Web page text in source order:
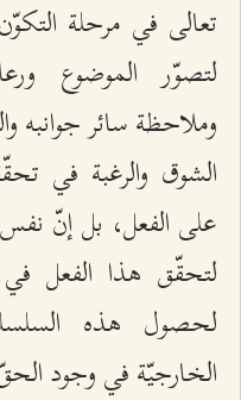
تعالى في مرحلة
لتصوّر الموضوع
وملاحظة سائر جوانبه
الشوق والرغبة في
على الفعل، بل إنّ
لتحقّق هذا الفعل
لحصول هذه
الخارجيّة في وجود